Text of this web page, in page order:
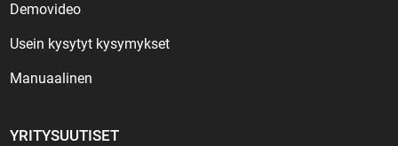
Demovideo
Usein kysytyt kysymykset
Manuaalinen
YRITYSUUTISET